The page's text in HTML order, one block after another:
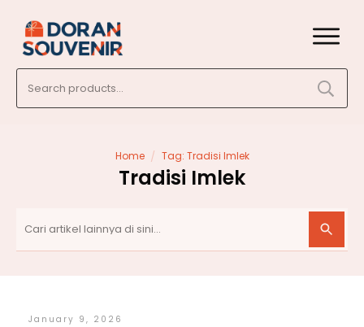
for:
Home / Tag: Tradisi Imlek
Tradisi Imlek
January 9, 2026